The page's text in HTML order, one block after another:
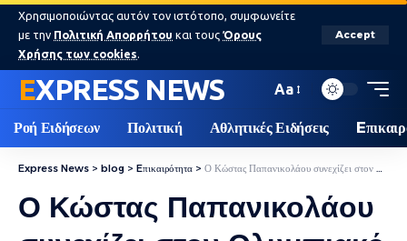
Χρησιμοποιώντας αυτόν τον ιστότοπο, συμφωνείτε
με την Πολιτική Απορρήτου και τους Όρους
Χρήσης των cookies.
Accept
EXPRESS NEWS Aa
Ροή Ειδήσεων Πολιτική Αθλητικές Ειδήσεις
Express News > blog > Eπικαιρότητα > Ο Κώστας Παπανικολάου συνεχίζει στον Ολυμπιακό μέχρι το 2026 με τα ίδια οικονομικά δεδομένα
Ο Κώστας Παπανικολάου